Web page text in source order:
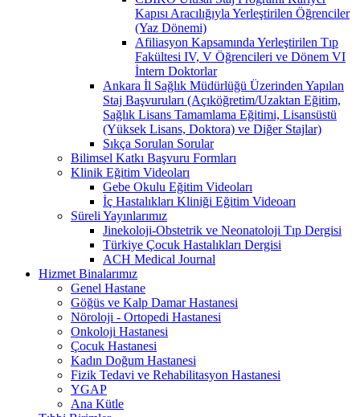
Kapısı Aracılığıyla Yerleştirilen Öğrenciler
(Yaz Dönemi)
Afiliasyon Kapsamında Yerleştirilen Tıp
Fakültesi IV, V Öğrencileri ve Dönem VI
İntern Doktorlar
Ankara İl Sağlık Müdürlüğü Üzerinden Yapılan
Staj Başvuruları (Açıköğretim/Uzaktan Eğitim,
Sağlık Lisans Tamamlama Eğitimi, Lisansüstü
(Yüksek Lisans, Doktora) ve Diğer Stajlar)
Sıkça Sorulan Sorular
Bilimsel Katkı Başvuru Formları
Klinik Eğitim Videoları
Gebe Okulu Eğitim Videoları
İç Hastalıkları Kliniği Eğitim Videoarı
Süreli Yayınlarımız
Jinekoloji-Obstetrik ve Neonatoloji Tıp Dergisi
Türkiye Çocuk Hastalıkları Dergisi
ACH Medical Journal
Hizmet Binalarımız
Genel Hastane
Göğüs ve Kalp Damar Hastanesi
Nöroloji - Ortopedi Hastanesi
Onkoloji Hastanesi
Çocuk Hastanesi
Kadın Doğum Hastanesi
Fizik Tedavi ve Rehabilitasyon Hastanesi
YGAP
Ana Kütle